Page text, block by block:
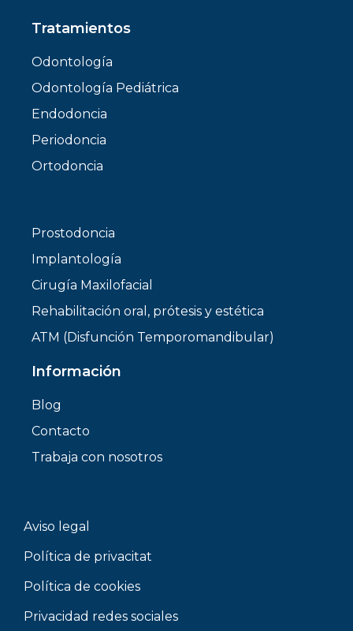
Tratamientos
Odontología
Odontología Pediátrica
Endodoncia
Periodoncia
Ortodoncia
Prostodoncia
Implantología
Cirugía Maxilofacial
Rehabilitación oral, prótesis y estética
ATM (Disfunción Temporomandibular)
Información
Blog
Contacto
Trabaja con nosotros
Aviso legal
Política de privacitat
Política de cookies
Privacidad redes sociales